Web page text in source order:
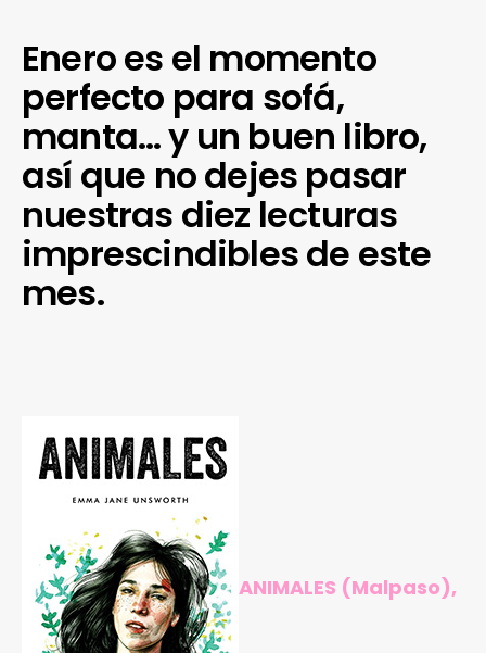
Enero es el momento
perfecto para sofá,
manta… y un buen libro,
así que no dejes pasar
nuestras diez lecturas
imprescindibles de este
mes.
ANIMALES (Malpaso),